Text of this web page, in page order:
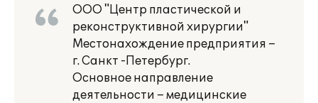
ООО "Центр пластической и
реконструктивной хирургии"
Местонахождение предприятия –
г. Санкт -Петербург.
Основное направление
деятельности – медицинские